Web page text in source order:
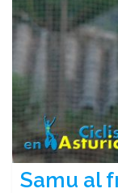
Samu al